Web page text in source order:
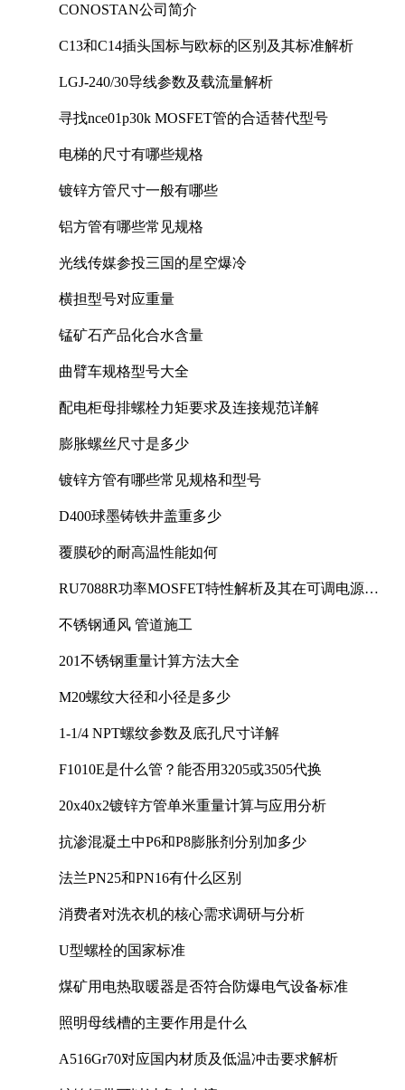
CONOSTAN公司简介
C13和C14插头国标与欧标的区别及其标准解析
LGJ-240/30导线参数及载流量解析
寻找nce01p30k MOSFET管的合适替代型号
电梯的尺寸有哪些规格
镀锌方管尺寸一般有哪些
铝方管有哪些常见规格
光线传媒参投三国的星空爆冷
横担型号对应重量
锰矿石产品化合水含量
曲臂车规格型号大全
配电柜母排螺栓力矩要求及连接规范详解
膨胀螺丝尺寸是多少
镀锌方管有哪些常见规格和型号
D400球墨铸铁井盖重多少
覆膜砂的耐高温性能如何
RU7088R功率MOSFET特性解析及其在可调电源设
不锈钢通风 管道施工
201不锈钢重量计算方法大全
M20螺纹大径和小径是多少
1-1/4 NPT螺纹参数及底孔尺寸详解
F1010E是什么管？能否用3205或3505代换
20x40x2镀锌方管单米重量计算与应用分析
抗渗混凝土中P6和P8膨胀剂分别加多少
法兰PN25和PN16有什么区别
消费者对洗衣机的核心需求调研与分析
U型螺栓的国家标准
煤矿用电热取暖器是否符合防爆电气设备标准
照明母线槽的主要作用是什么
A516Gr70对应国内材质及低温冲击要求解析